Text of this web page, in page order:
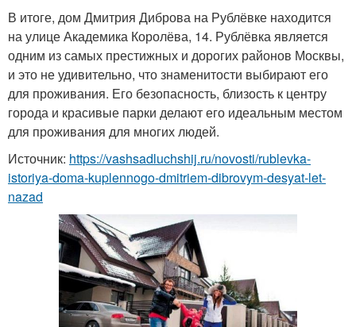
В итоге, дом Дмитрия Диброва на Рублёвке находится
на улице Академика Королёва, 14. Рублёвка является
одним из самых престижных и дорогих районов Москвы,
и это не удивительно, что знаменитости выбирают его
для проживания. Его безопасность, близость к центру
города и красивые парки делают его идеальным местом
для проживания для многих людей.
Источник: https://vashsadluchshij.ru/novosti/rublevka-
istoriya-doma-kuplennogo-dmitriem-dibrovym-desyat-let-
nazad